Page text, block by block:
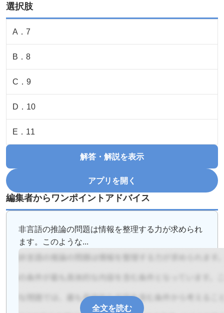
選択肢
A ． 7
B ． 8
C ． 9
D ． 10
E ． 11
解答・解説を表示
アプリを開く
編集者からワンポイントアドバイス
非言語の推論の問題は情報を整理する力が求められ
ます。このような...
全文を読む